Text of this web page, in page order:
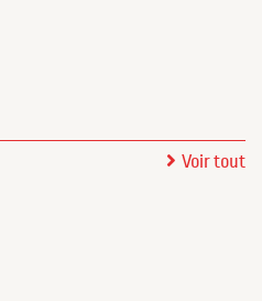
Voir tout